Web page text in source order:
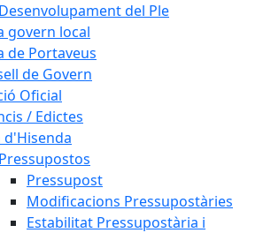
Desenvolupament del Ple
govern local
de Portaveus
de Govern
Oficial
/ Edictes
d'Hisenda
Pressupostos
Pressupost
Modificacions Pressupostàries
Estabilitat Pressupostària i